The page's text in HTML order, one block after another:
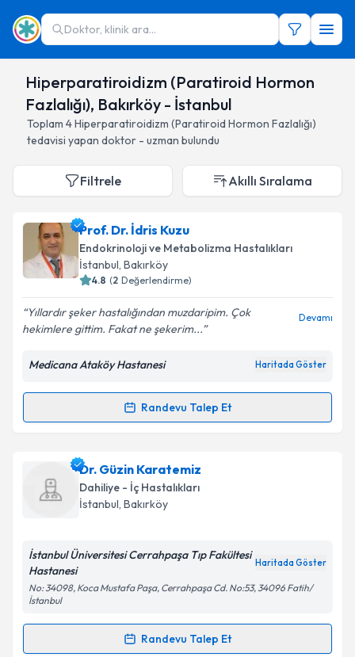
Doktor, klinik ara...
Hiperparatiroidizm (Paratiroid Hormon
Fazlalığı), Bakırköy - İstanbul
Toplam 4Hiperparatiroidizm (Paratiroid Hormon Fazlalığı)
tedavisi yapan doktor - uzman bulundu
Filtrele Akıllı Sıralama
Prof. Dr. İdris Kuzu
Endokrinoloji ve Metabolizma Hastalıkları
İstanbul, Bakırköy
4.8 (2 Değerlendirme)
Yıllardır şeker hastalığından muzdaripim. Çok
hekimlere gittim. Fakat ne şekerim...
Devamı
Medicana Ataköy Hastanesi Haritada Göster
Randevu Talep Et
Randevu Takvimi Talebi
Prof. Dr. İdris Kuzuiçin randevu takvimi talebi
oluşturun. Size bu uzmandan randevu almanız için bir
takvim hazırlandığında e-posta ile bilgilendireceğiz.
Metni'ni okudum ve kişisel verilerimin belirtilen
kapsamda işlenmesini kabul ediyorum.
Dr. Güzin Karatemiz
Dahiliye - İç Hastalıkları
İstanbul, Bakırköy
İstanbul Üniversitesi Cerrahpaşa Tıp Fakültesi
Hastanesi
Haritada Göster
No: 34098, Koca Mustafa Paşa, Cerrahpaşa Cd. No:53, 34096 Fatih/
İstanbul
Randevu Talep Et
Randevu Takvimi Talebi